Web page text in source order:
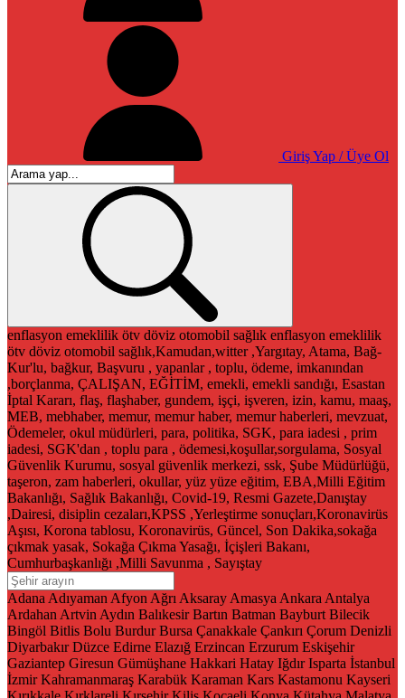
Giriş Yap / Üye Ol
enflasyon emeklilik ötv döviz otomobil sağlık enflasyon emeklilik
ötv döviz otomobil sağlık,Kamudan,witter ,Yargıtay, Atama, Bağ-
Kur'lu, bağkur, Başvuru , yapanlar , toplu, ödeme, imkanından
,borçlanma, ÇALIŞAN, EĞİTİM, emekli, emekli sandığı, Esastan
İptal Kararı, flaş, flaşhaber, gundem, işçi, işveren, izin, kamu, maaş,
MEB, mebhaber, memur, memur haber, memur haberleri, mevzuat,
Ödemeler, okul müdürleri, para, politika, SGK, para iadesi , prim
iadesi, SGK'dan , toplu para , ödemesi,koşullar,sorgulama, Sosyal
Güvenlik Kurumu, sosyal güvenlik merkezi, ssk, Şube Müdürlüğü,
taşeron, zam haberleri, okullar, yüz yüze eğitim, EBA,Milli Eğitim
Bakanlığı, Sağlık Bakanlığı, Covid-19, Resmi Gazete,Danıştay
,Dairesi, disiplin cezaları,KPSS ,Yerleştirme sonuçları,Koronavirüs
Aşısı, Korona tablosu, Koronavirüs, Güncel, Son Dakika,sokağa
çıkmak yasak, Sokağa Çıkma Yasağı, İçişleri Bakanı,
Cumhurbaşkanlığı ,Milli Savunma , Sayıştay
Adana Adıyaman Afyon Ağrı Aksaray Amasya Ankara Antalya
Ardahan Artvin Aydın Balıkesir Bartın Batman Bayburt Bilecik
Bingöl Bitlis Bolu Burdur Bursa Çanakkale Çankırı Çorum Denizli
Diyarbakır Düzce Edirne Elazığ Erzincan Erzurum Eskişehir
Gaziantep Giresun Gümüşhane Hakkari Hatay Iğdır Isparta İstanbul
İzmir Kahramanmaraş Karabük Karaman Kars Kastamonu Kayseri